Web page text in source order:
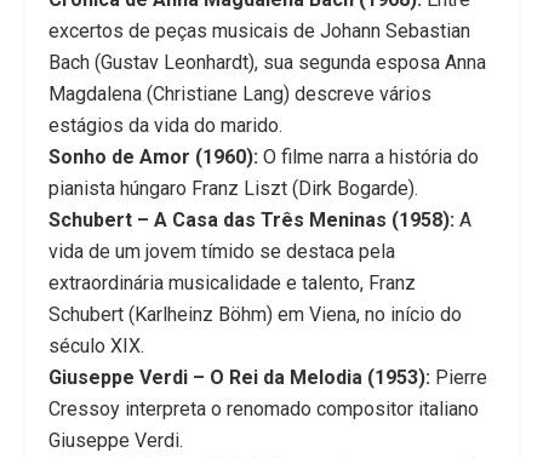
excertos de peças musicais de Johann Sebastian
Bach (Gustav Leonhardt), sua segunda esposa Anna
Magdalena (Christiane Lang) descreve vários
estágios da vida do marido.
Sonho de Amor (1960): O filme narra a história do
pianista húngaro Franz Liszt (Dirk Bogarde).
Schubert – A Casa das Três Meninas (1958): A
vida de um jovem tímido se destaca pela
extraordinária musicalidade e talento, Franz
Schubert (Karlheinz Böhm) em Viena, no início do
século XIX.
Giuseppe Verdi – O Rei da Melodia (1953): Pierre
Cressoy interpreta o renomado compositor italiano
Giuseppe Verdi.